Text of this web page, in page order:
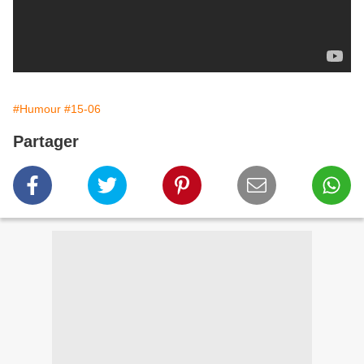
#Humour #15-06
Partager